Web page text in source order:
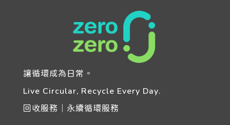
讓循環成為日常。
Live Circular, Recycle Every Day.
回收服務｜永續循環服務